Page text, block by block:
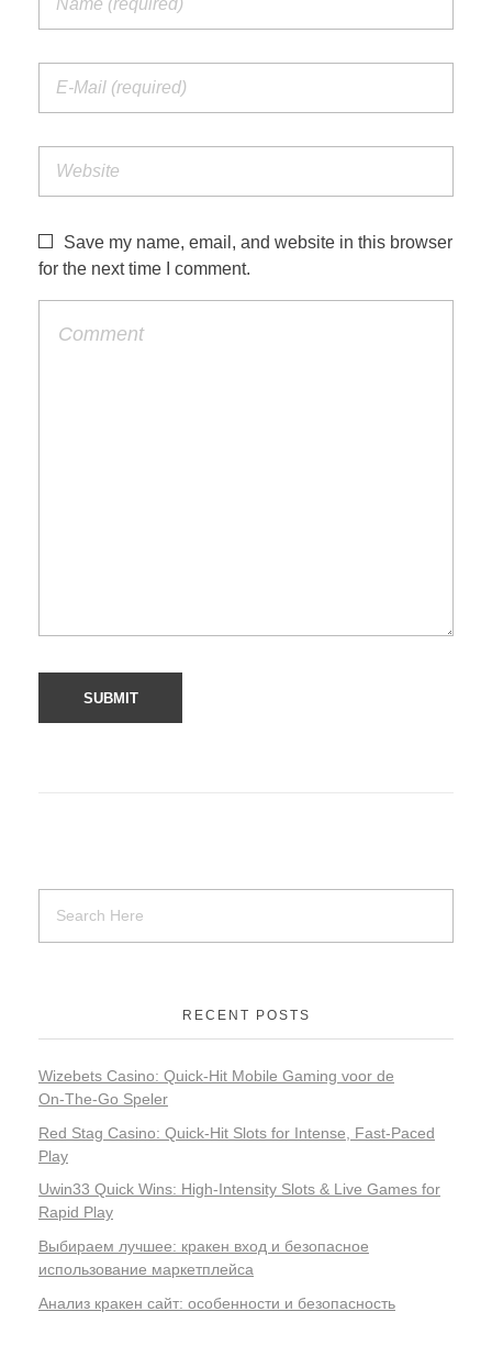
Save my name, email, and website in this browser
for the next time I comment.
RECENT POSTS
Wizebets Casino: Quick‑Hit Mobile Gaming voor de
On‑The‑Go Speler
Red Stag Casino: Quick‑Hit Slots for Intense, Fast‑Paced
Play
Uwin33 Quick Wins: High‑Intensity Slots & Live Games for
Rapid Play
Выбираем лучшее: кракен вход и безопасное
использование маркетплейса
Анализ кракен сайт: особенности и безопасность